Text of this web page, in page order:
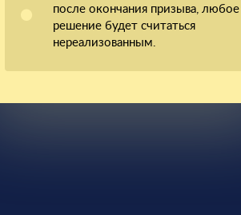
после окончания призыва, любое
решение будет считаться
нереализованным.